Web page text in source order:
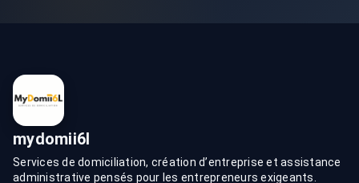
mydomii6l
Services de domiciliation, création d’entreprise et assistance
administrative pensés pour les entrepreneurs exigeants.